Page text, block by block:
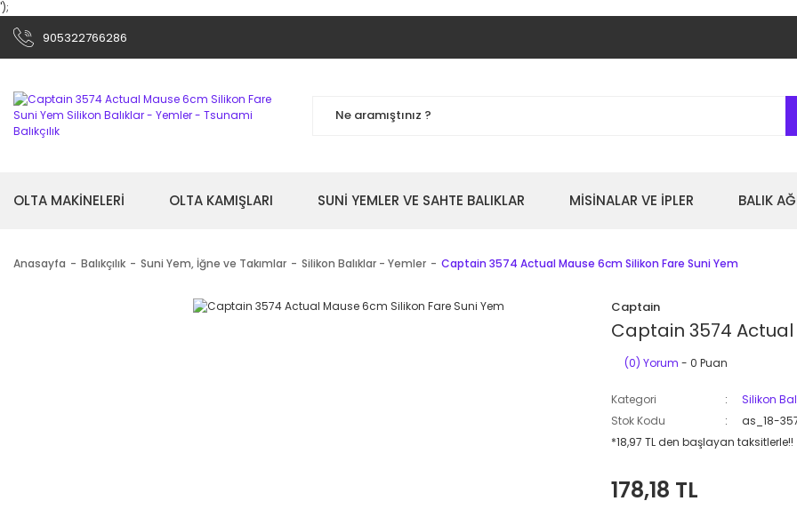
');
905322766286
OLTA MAKİNELERİ OLTA KAMIŞLARI SUNİ YEMLER VE SAHTE BALIKLAR MİSİNALAR VE İPLER BALIK
Anasayfa Balıkçılık Suni Yem, İğne ve Takımlar Silikon Balıklar - Yemler Captain 3574 Actual Mause 6cm Silikon Fare Suni Yem
Captain
Captain 3574 Actual
(0) Yorum - 0 Puan
Kategori
Silikon
Stok Kodu
as_18-
*18,97 TL den başlayan taksitlerle!!
178,18 TL